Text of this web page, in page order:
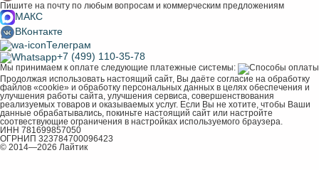
Пишите на почту по любым вопросам и коммерческим предложениям
МАКС
ВКонтакте
Телеграм
+7 (499) 110-35-78
Мы принимаем к оплате следующие платежные системы:
Продолжая использовать настоящий сайт, Вы даёте согласие на обработку
файлов «cookie» и обработку персональных данных в целях обеспечения и
улучшения работы сайта, улучшения сервиса, совершенствования
реализуемых товаров и оказываемых услуг. Если Вы не хотите, чтобы Ваши
данные обрабатывались, покиньте настоящий сайт или настройте
соотвествующие ограничения в настройках используемого браузера.
ИНН 781699857050
ОГРНИП 323784700096423
© 2014—2026 Лайтик